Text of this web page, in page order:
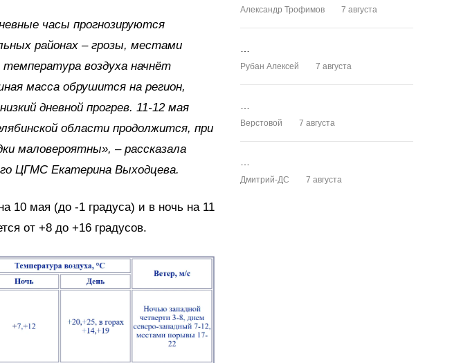
часы прогнозируются
районах – грозы, местами
воздуха начнёт
масса обрушится на регион,
дневной прогрев. 11-12 мая
области продолжится, при
маловероятны», – рассказала
ЦГМС Екатерина Выходцева.
10 мая (до -1 градуса) и в ночь на 11
от +8 до +16 градусов.
Александр Трофимов 7 августа
Рубан Алексей 7 августа
Верстовой 7 августа
Дмитрий-ДС 7 августа